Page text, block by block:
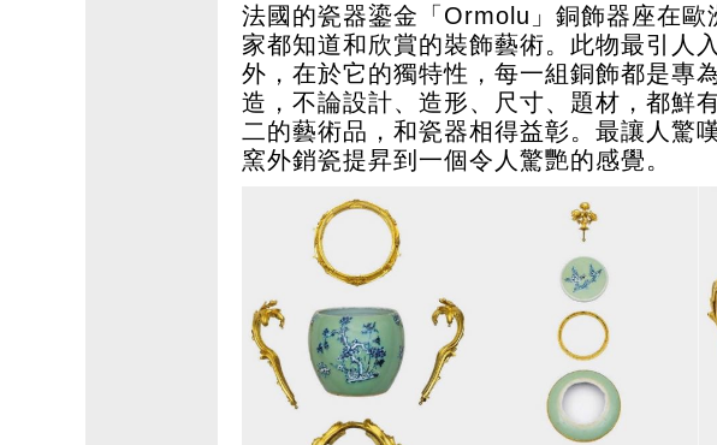
法國的瓷器鎏金「Ormolu」銅飾器座在歐
家都知道和欣賞的裝飾藝術。此物最引人
外，在於它的獨特性，每一組銅飾都是專
造，不論設計、造形、尺寸、題材，都鮮
二的藝術品，和瓷器相得益彰。最讓人驚
窯外銷瓷提昇到一個令人驚艷的感覺。